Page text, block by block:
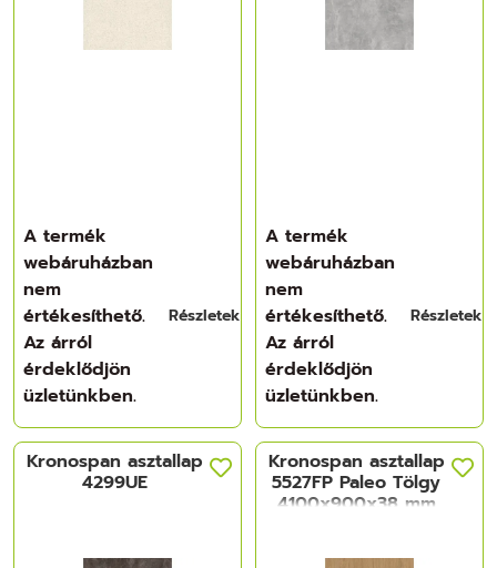
A termék
webáruházban
nem
értékesíthető.
Az árról
érdeklődjön
üzletünkben.
Részletek
A termék
webáruházban
nem
értékesíthető.
Az árról
érdeklődjön
üzletünkben.
Részletek
Kronospan asztallap
4299UE
Kronospan asztallap
5527FP Paleo Tölgy
4100x900x38 mm